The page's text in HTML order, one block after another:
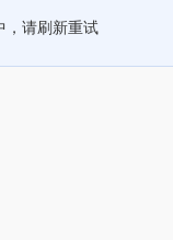
，请刷新重试